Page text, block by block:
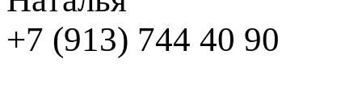
+7 (913) 744 40 90